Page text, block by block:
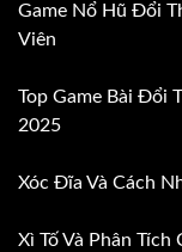
Game Nổ Hũ Đổi
Viên
Top Game Bài Đổi
2025
Xóc Đĩa Và Cách
Xì Tố Và Phân Tích